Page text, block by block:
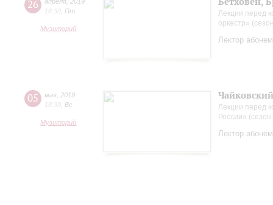
26
18:30 Пт
Музиторий
Лекции перед
оркестр»
Лектор
05 мая 2019
18:30 Вс
Музиторий
Лекции перед
России»
Лектор